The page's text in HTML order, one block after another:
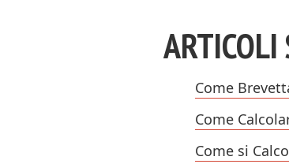
Come
Come
Come si